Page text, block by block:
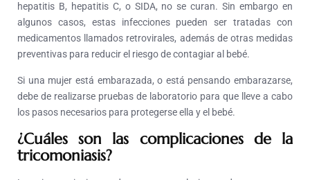
hepatitis B, hepatitis C, o SIDA, no se curan. Sin embargo en
algunos casos, estas infecciones pueden ser tratadas con
medicamentos llamados retrovirales, además de otras medidas
preventivas para reducir el riesgo de contagiar al bebé.
Si una mujer está embarazada, o está pensando embarazarse,
debe de realizarse pruebas de laboratorio para que lleve a cabo
los pasos necesarios para protegerse ella y el bebé.
¿Cuáles son las complicaciones de la
tricomoniasis?